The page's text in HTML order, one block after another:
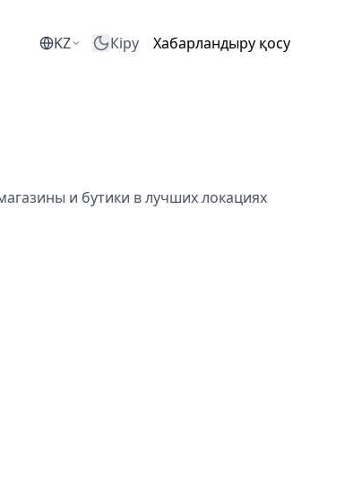
KZ Кіру Хабарландыру қосу
и бутики в лучших локациях